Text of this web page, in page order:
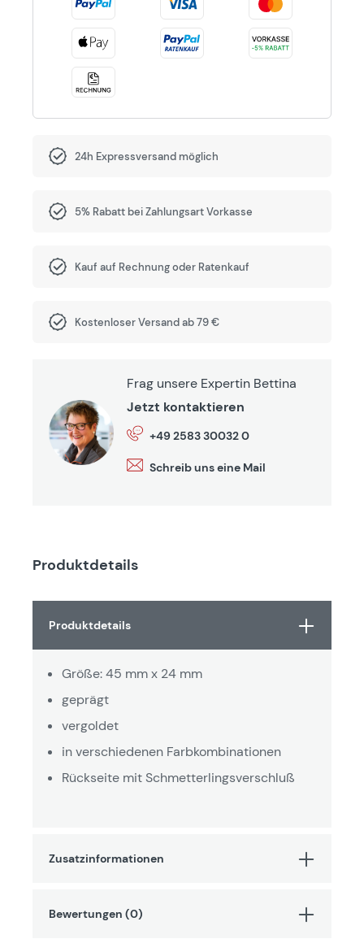
24h Expressversand möglich
5% Rabatt bei Zahlungsart Vorkasse
Kauf auf Rechnung oder Ratenkauf
Kostenloser Versand ab 79 €
Frag unsere Expertin Bettina
Jetzt kontaktieren
+49 2583 30032 0
Schreib uns eine Mail
Produktdetails
Produktdetails
Größe: 45 mm x 24 mm
geprägt
vergoldet
in verschiedenen Farbkombinationen
Rückseite mit Schmetterlingsverschluß
Zusatzinformationen
Bewertungen (0)